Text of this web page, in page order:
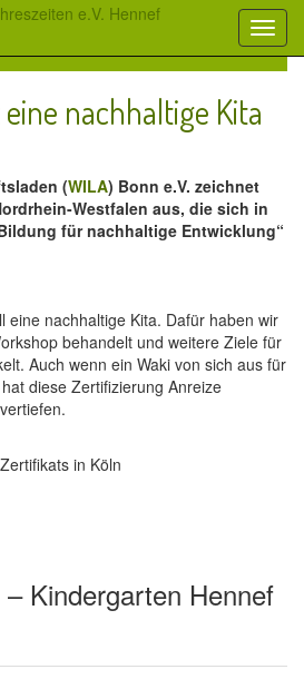
nachhaltige Kita
(WILA) Bonn e.V. zeichnet
Westfalen aus, die sich in
für nachhaltige Entwicklung“
eine nachhaltige Kita. Dafür haben wir
behandelt und weitere Ziele für
Auch wenn ein Waki von sich aus für
diese Zertifizierung Anreize
in Köln
Kindergarten Hennef